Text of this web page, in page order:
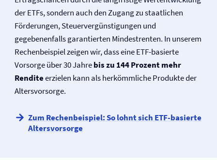
der ETFs, sondern auch den Zugang zu staatlichen
Förderungen, Steuervergünstigungen und
gegebenenfalls garantierten Mindestrenten. In unserem
Rechenbeispiel zeigen wir, dass eine ETF-basierte
Vorsorge über 30 Jahrebis zu 144 Prozent mehr
Renditeerzielen kann als herkömmliche Produkte der
Altersvorsorge.
Zum Rechenbeispiel: So lohnt sich ETF-basierte
Altersvorsorge